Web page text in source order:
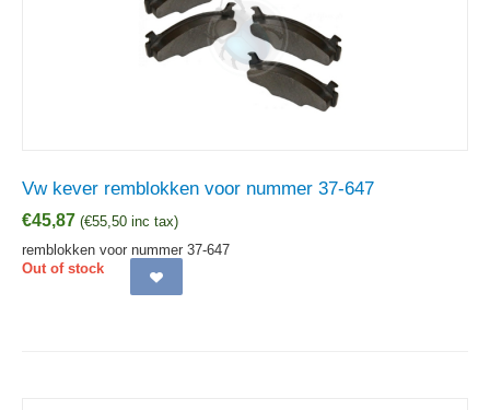
Vw kever remblokken voor nummer 37-647
€45,87 (€55,50 inc tax)
remblokken voor nummer 37-647
Out of stock